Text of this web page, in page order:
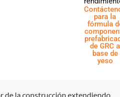
para la
fórmula
de GRC a
base de
yeso